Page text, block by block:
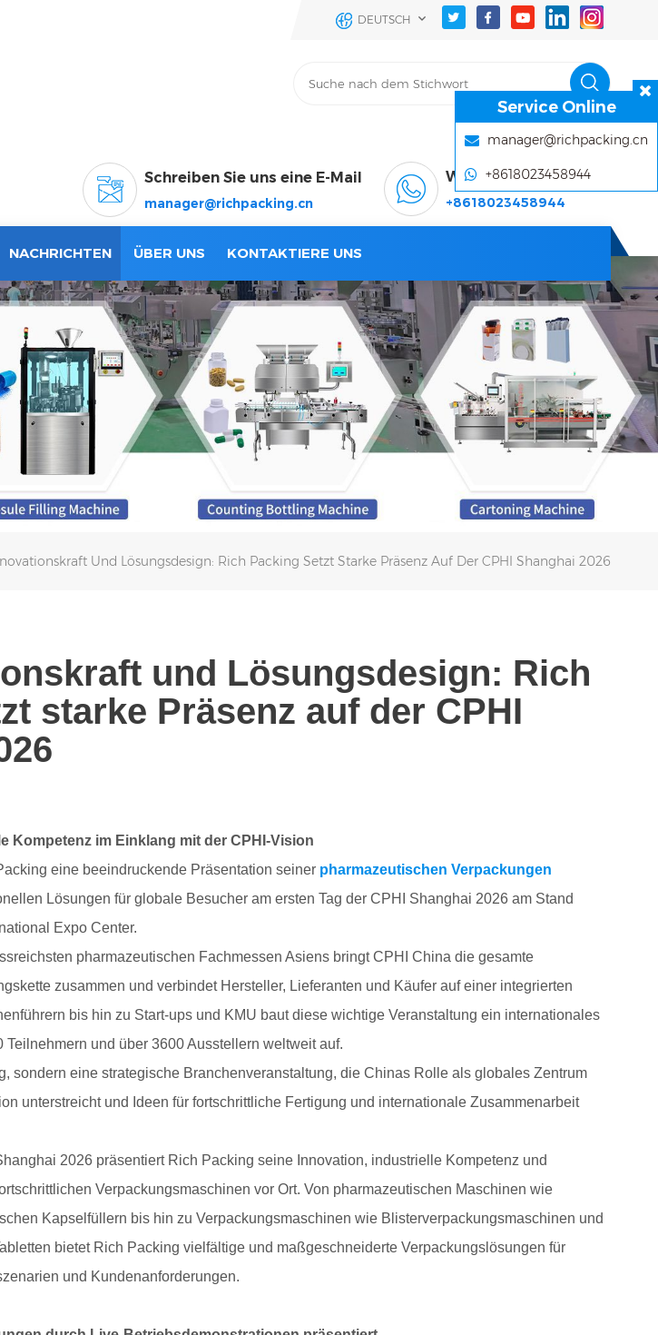
DEUTSCH
Schreiben Sie uns eine E-Mail
manager@richpacking.cn
WhatsApp & Wechat
+8618023458944
NACHRICHTEN ÜBER UNS KONTAKTIERE UNS
Und Lösungsdesign: Rich Packing Setzt Starke Präsenz Auf Der CPHI Shanghai 2026
und Lösungsdesign: Rich
starke Präsenz auf der CPHI
Kompetenz im Einklang mit der CPHI-Vision
eine beeindruckende Präsentation seiner pharmazeutischen Verpackungen
Lösungen für globale Besucher am ersten Tag der CPHI Shanghai 2026 am Stand
Expo Center.
pharmazeutischen Fachmessen Asiens bringt CPHI China die gesamte
zusammen und verbindet Hersteller, Lieferanten und Käufer auf einer integrierten
bis hin zu Start-ups und KMU baut diese wichtige Veranstaltung ein internationales
Teilnehmern und über 3600 Ausstellern weltweit auf.
sondern eine strategische Branchenveranstaltung, die Chinas Rolle als globales Zentrum
unterstreicht und Ideen für fortschrittliche Fertigung und internationale Zusammenarbeit
2026 präsentiert Rich Packing seine Innovation, industrielle Kompetenz und
Verpackungsmaschinen vor Ort. Von pharmazeutischen Maschinen wie
Kapselfüllern bis hin zu Verpackungsmaschinen wie Blisterverpackungsmaschinen und
bietet Rich Packing vielfältige und maßgeschneiderte Verpackungslösungen für
und Kundenanforderungen.
Service Online
manager@richpacking.cn
+8618023458944